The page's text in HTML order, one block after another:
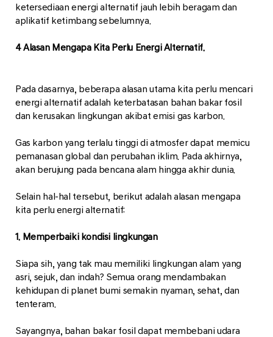
ketersediaan energi alternatif jauh lebih beragam dan
aplikatif ketimbang sebelumnya.
4 Alasan Mengapa Kita Perlu Energi Alternatif.
Pada dasarnya, beberapa alasan utama kita perlu mencari
energi alternatif adalah keterbatasan bahan bakar fosil
dan kerusakan lingkungan akibat emisi gas karbon.
Gas karbon yang terlalu tinggi di atmosfer dapat memicu
pemanasan global dan perubahan iklim. Pada akhirnya,
akan berujung pada bencana alam hingga akhir dunia.
Selain hal-hal tersebut, berikut adalah alasan mengapa
kita perlu energi alternatif:
1. Memperbaiki kondisi lingkungan
Siapa sih, yang tak mau memiliki lingkungan alam yang
asri, sejuk, dan indah? Semua orang mendambakan
kehidupan di planet bumi semakin nyaman, sehat, dan
tenteram.
Sayangnya, bahan bakar fosil dapat membebani udara